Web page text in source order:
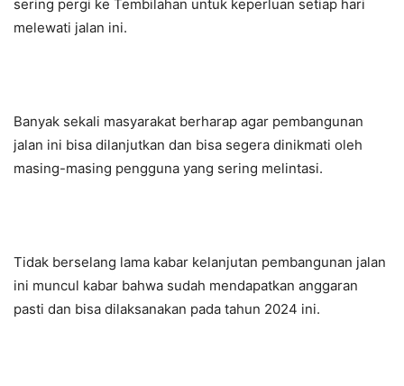
sering pergi ke Tembilahan untuk keperluan setiap hari
melewati jalan ini.
Banyak sekali masyarakat berharap agar pembangunan
jalan ini bisa dilanjutkan dan bisa segera dinikmati oleh
masing-masing pengguna yang sering melintasi.
Tidak berselang lama kabar kelanjutan pembangunan jalan
ini muncul kabar bahwa sudah mendapatkan anggaran
pasti dan bisa dilaksanakan pada tahun 2024 ini.